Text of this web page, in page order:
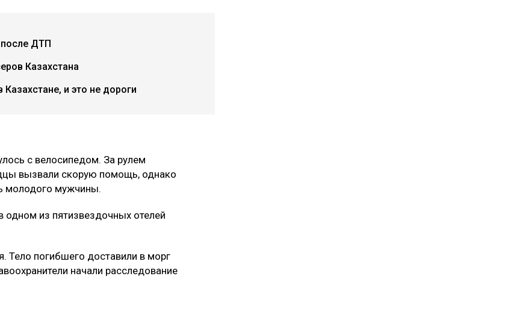
после ДТП
Казахстана
и это не дороги
с велосипедом. За рулем
вызвали скорую помощь, однако
молодого мужчины.
из пятизвездочных отелей
Тело погибшего доставили в морг
начали расследование